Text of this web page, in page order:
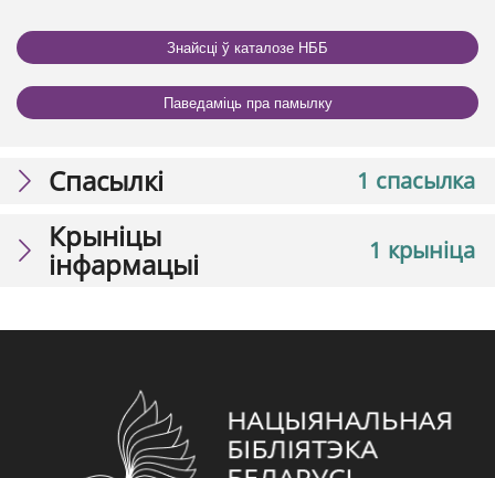
Знайсці ў каталозе НББ
Паведаміць пра памылку
1 спасылка
Спасылкі
1 крыніца
Крыніцы
інфармацыі